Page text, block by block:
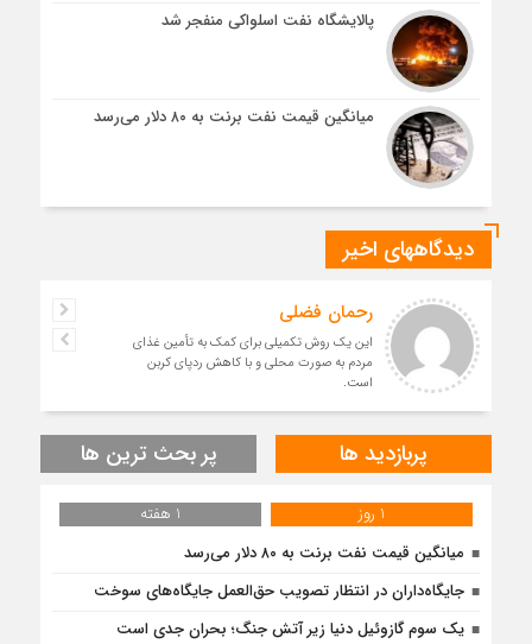
پالایشگاه نفت اسلواکی منفجر شد
میانگین قیمت نفت برنت به ۸۰ دلار می‌رسد
دیدگاههای اخیر
رحمان فضلی
این یک روش تکمیلی برای کمک به تأمین غذای
مردم به صورت محلی و با کاهش ردپای کربن
است.
پربازدید ها پر بحث ترین ها
1 روز
1 هفته
میانگین قیمت نفت برنت به ۸۰ دلار می‌رسد
جایگاه‌داران در انتظار تصویب حق‌العمل جایگاه‌های سوخت
یک سوم گازوئیل دنیا زیر آتش جنگ؛ بحران جدی است